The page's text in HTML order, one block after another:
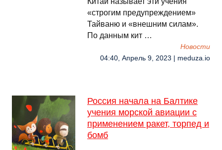
«строгим предупреждением»
Тайваню и «внешним силам».
По данным кит …
Новости
04:40, Апрель 9, 2023 | meduza.io
Россия начала на Балтике
учения морской авиации с
применением ракет, торпед и
бомб